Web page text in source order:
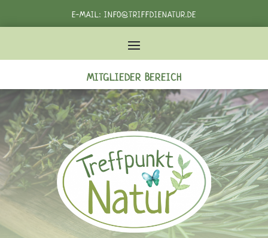
E-MAIL: INFO@TRIFFDIENATUR.DE
MITGLIEDER BEREICH